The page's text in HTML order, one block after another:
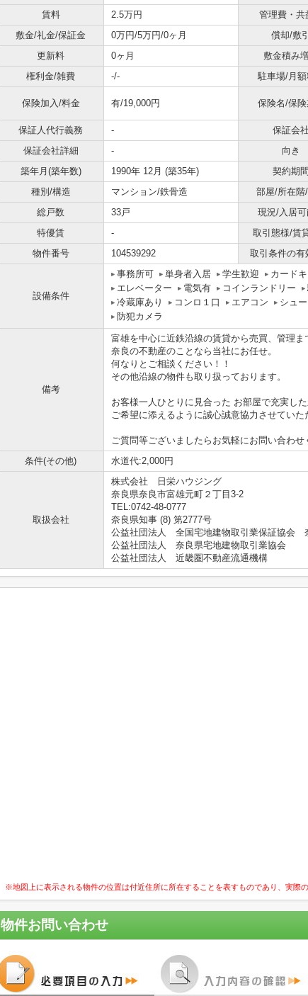
賃料 2.5万円
管理費・共
敷金/礼金/保証金
0万円/5万円/0ヶ月
償却/敷
更新料
0ヶ月
敷金積み
権利金/雑費
-/- 駐車場/月
保険加入/料金 有/19,000円 保険名/保
保証人代行義務 -
保証会
保証会社詳細
-
向き
築年月(築年数)
1990年 12月 (築35年)
契約期
種別/構造
マンション/鉄骨造
部屋/所在階
総戸数
33戸
現況/入居
特優賃
-
取引態様/賃
物件番号
104539292 取引条件の有
設備条件
事務所可 単身者入居 学生歓迎
カード
エレベーター
電気有 コインランドリー
冷蔵庫あり
コンロ１口 エアコン
シュ
防犯カメラ
備考
富雄を中心に近鉄沿線の賃貸から売買、管理
奈良の不動産のことなら当社にお任せ。
何なりとご相談ください！！
その他沿線の物件も取り扱っております。
お客様一人ひとりに見合った お部屋で充実し
ご希望に添えるように誠心誠意協力させていた
ご質問等ございましたらお気軽にお問い合わ
条件(その他)
水道代:2,000円
取扱会社
株式会社 日栄ハウジング
奈良県奈良市富雄元町２丁目3-2
TEL:0742-48-0777
奈良県知事 (8) 第2777号
公益社団法人 全国宅地建物取引業保証協会
公益社団法人 奈良県宅地建物取引業協会
公益社団法人 近畿圏不動産流通機構
※地図上に表示される物件の位置は付近住所に所在することを表すものであり、実際
物件お問い合わせ